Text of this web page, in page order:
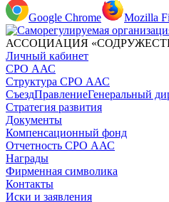
Google Chrome Mozilla
АССОЦИАЦИЯ
Личный кабинет
СРО ААС
Структура СРО ААС
СъездПравлениеГенеральный
Стратегия развития
Документы
Компенсационный фонд
Отчетность СРО ААС
Награды
Фирменная символика
Контакты
Иски и заявления